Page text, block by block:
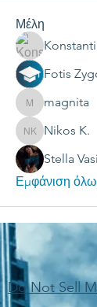
Μέλη
Fotis
magnitamagnita
Nikos K.Nikos K.
Stella
Εμφάνιση
Do Not Sell